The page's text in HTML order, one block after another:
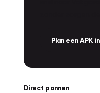
Plan een APK in
Direct plannen